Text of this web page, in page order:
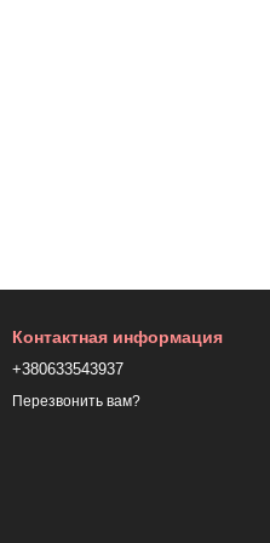
Контактная информация
+380633543937
Перезвонить вам?